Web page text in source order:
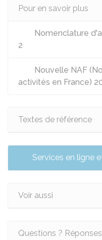
Pour en savoir plus
Nomenclature
2
Nouvelle NAF
activités en France)
Textes de référence
Services en ligne
Voir aussi
Questions ?